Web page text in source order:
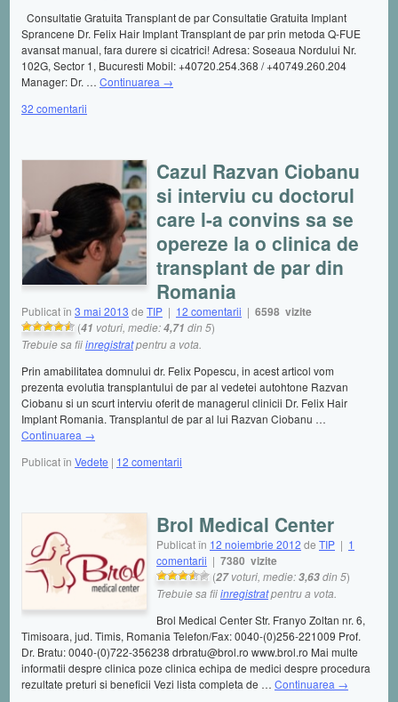
Consultatie Gratuita Transplant de par Consultatie Gratuita Implant
Sprancene Dr. Felix Hair Implant Transplant de par prin metoda Q-FUE
avansat manual, fara durere si cicatrici! Adresa: Soseaua Nordului Nr.
102G, Sector 1, Bucuresti Mobil: +40720.254.368 / +40749.260.204
Manager: Dr. … Continuarea →
32 comentarii
Cazul Razvan Ciobanu
si interviu cu doctorul
care l-a convins sa se
opereze la o clinica de
transplant de par din
Romania
Publicat în 3 mai 2013 de TIP | 12 comentarii | 6598 vizite
(41 voturi, medie:4,71 din 5)
Trebuie sa fiiinregistratpentru a vota.
Prin amabilitatea domnului dr. Felix Popescu, in acest articol vom
prezenta evolutia transplantului de par al vedetei autohtone Razvan
Ciobanu si un scurt interviu oferit de managerul clinicii Dr. Felix Hair
Implant Romania. Transplantul de par al lui Razvan Ciobanu …
Continuarea →
Publicat în Vedete | 12 comentarii
Brol Medical Center
Publicat în 12 noiembrie 2012 de TIP | 1
comentarii | 7380 vizite
(27voturi, medie:3,63din 5)
Trebuie sa fiiinregistratpentru a vota.
Brol Medical Center Str. Franyo Zoltan nr. 6,
Timisoara, jud. Timis, Romania Telefon/Fax: 0040-(0)256-221009 Prof.
Dr. Bratu: 0040-(0)722-356238 drbratu@brol.ro www.brol.ro Mai multe
informatii despre clinica poze clinica echipa de medici despre procedura
rezultate preturi si beneficii Vezi lista completa de … Continuarea →